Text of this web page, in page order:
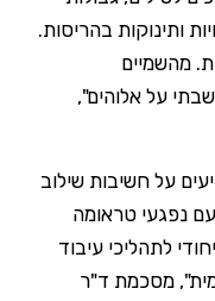
ותינוקות בהריסות.
מהשמיים
על אלוהים",
על חשיבות שילוב
נפגעי טראומה
לתהליכי עיבוד
מסכמת ד"ר